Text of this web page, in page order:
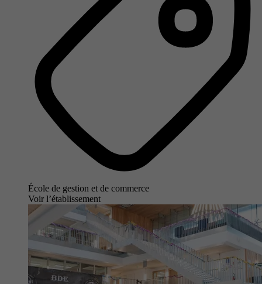
École de gestion et de commerce
Voir l’établissement